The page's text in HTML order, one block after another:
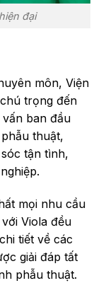
đại
môn, Viện
trọng đến
ban đầu
thuật,
tận tình,
mọi nhu cầu
Viola đều
tiết về các
giải đáp tất
phẫu thuật.